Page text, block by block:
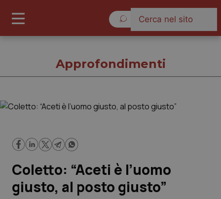
Cronache
Governo e Parlamento
Regioni e Asl
Approfondimenti
Coletto: “Aceti è l’uomo
giusto, al posto giusto”